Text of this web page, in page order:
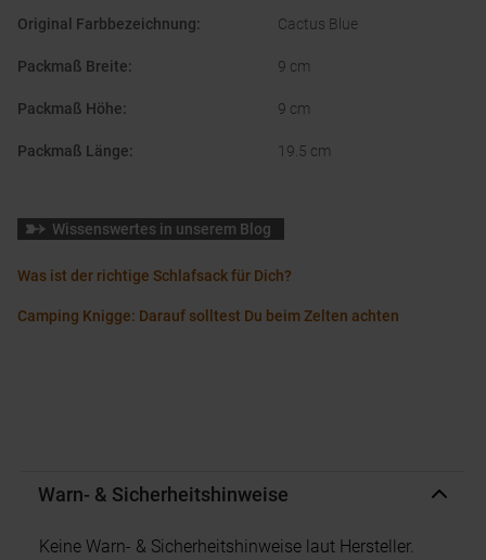
Original Farbbezeichnung: Cactus Blue
Packmaß Breite: 9 cm
Packmaß Höhe: 9 cm
Packmaß Länge: 19.5 cm
Wissenswertes in unserem Blog
Was ist der richtige Schlafsack für Dich?
Camping Knigge: Darauf solltest Du beim Zelten achten
Warn- & Sicherheitshinweise
Keine Warn- & Sicherheitshinweise laut Hersteller.